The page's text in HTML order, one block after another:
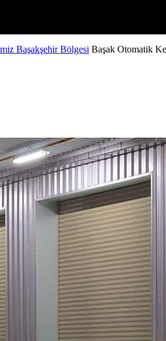
Başakşehir Bölgesi Başak Otomatik